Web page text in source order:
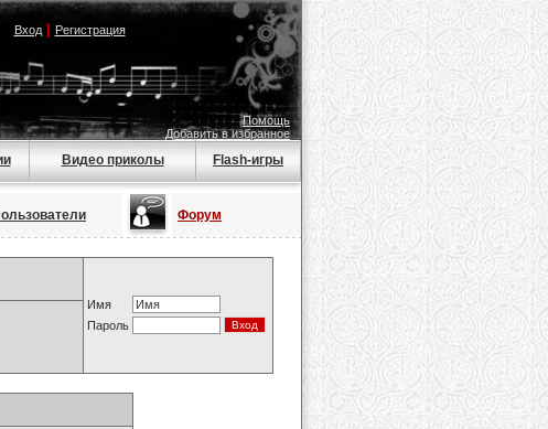
Вход| Регистрация
Помощь
Добавить в избранное
Видео приколы Flash-игры
Форум
Имя
Пароль